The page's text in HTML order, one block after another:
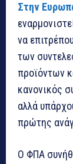
Στην
να
των
προϊόντων
κανονικός
αλλά
πρώτης
Ο ΦΠΑ